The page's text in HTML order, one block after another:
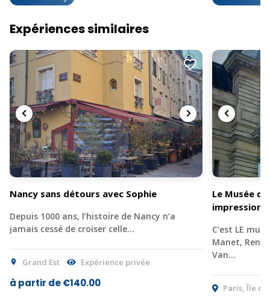
Expériences similaires
Nancy sans détours avec Sophie
Depuis 1000 ans, l’histoire de Nancy n’a
jamais cessé de croiser celle…
Grand Est Expérience privée
à partir de €140.00
Le Musée
C'est LE
Manet,
Van…
Paris, Île